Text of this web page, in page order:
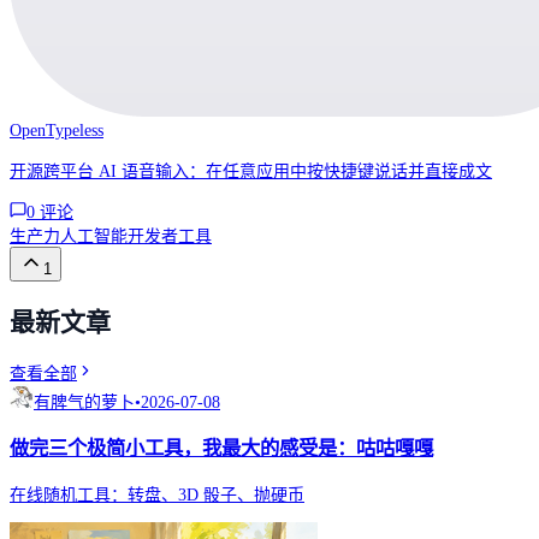
OpenTypeless
开源跨平台 AI 语音输入：在任意应用中按快捷键说话并直接成文
0 评论
生产力人工智能开发者工具
1
最新文章
查看全部
有脾气的萝卜•2026-07-08
做完三个极简小工具，我最大的感受是：咕咕嘎嘎
在线随机工具：转盘、3D 骰子、抛硬币